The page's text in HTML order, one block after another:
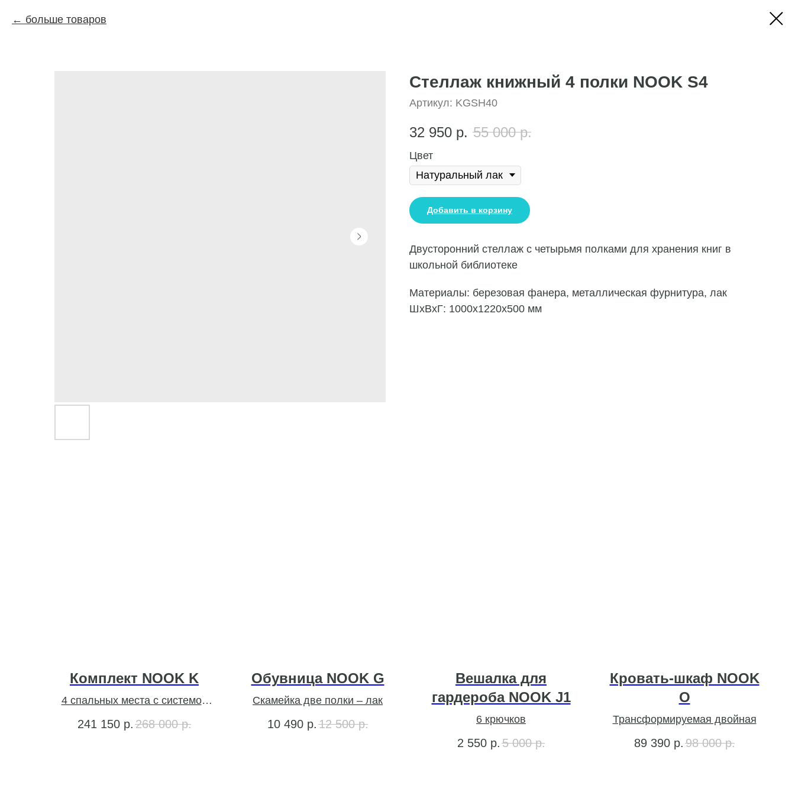
больше товаров
Стеллаж книжный 4 полки NOOK S4
Артикул: KGSH40
32 950 р. 55 000 р.
Цвет
Добавить в корзину
Двусторонний стеллаж с четырьмя полками для хранения книг в
школьной библиотеке
Материалы: березовая фанера, металлическая фурнитура, лак
ШxВxГ: 1000x1220x500 мм
Комплект NOOK K
4 спальных места с системой
241 150 р. 268 000 р.
Обувница NOOK G
Скамейка две полки – лак
10 490 р. 12 500 р.
Вешалка для
гардероба NOOK J1
6 крючков
2 550 р. 5 000 р.
Кровать-шкаф NOOK
O
Трансформируемая двойная
89 390 р. 98 000 р.